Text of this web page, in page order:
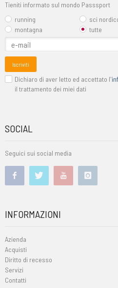
Tieniti informato sul mondo Passsport
running
sci
montagna
tutte
Iscriviti
Dichiaro di aver letto ed accettato l'
il trattamento dei miei dati
SOCIAL
Seguici sui social media
INFORMAZIONI
Azienda
Acquisti
Diritto di recesso
Servizi
Contatti